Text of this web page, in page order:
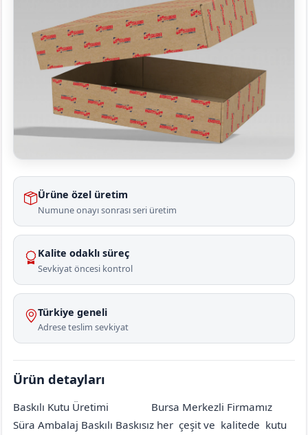
Ürüne özel üretim
Numune onayı sonrası seri üretim
Kalite odaklı süreç
Sevkiyat öncesi kontrol
Türkiye geneli
Adrese teslim sevkiyat
Ürün detayları
Baskılı Kutu Üretimi
Bursa Merkezli Firmamız
Süra Ambalaj Baskılı Baskısız her çeşit ve kalitede kutu